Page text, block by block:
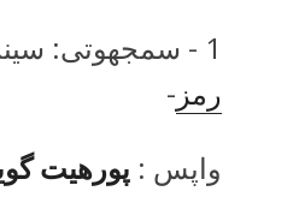
1 - سمجھوتی: سینت، اشارہ،
رمز -
واپس : پورھیت